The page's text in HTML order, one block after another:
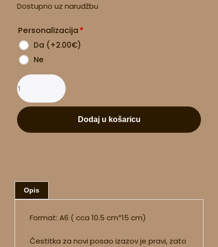
Dostupno uz narudžbu
Personalizacija*
Da (+2.00€)
Ne
za
posao
količina
Dodaj u košaricu
Opis
Format: A6 ( cca 10.5 cm*15 cm)
Čestitka za novi posao izazov je pravi, zato